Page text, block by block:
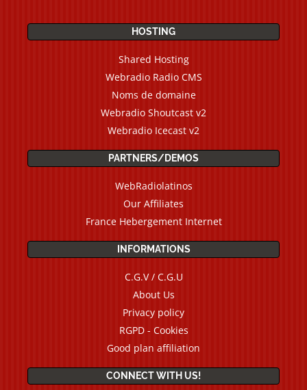
HOSTING
Shared Hosting
Webradio Radio CMS
Noms de domaine
Webradio Shoutcast v2
Webradio Icecast v2
PARTNERS/DEMOS
WebRadiolatinos
Our Affiliates
France Hebergement Internet
INFORMATIONS
C.G.V / C.G.U
About Us
Privacy policy
RGPD - Cookies
Good plan affiliation
CONNECT WITH US!